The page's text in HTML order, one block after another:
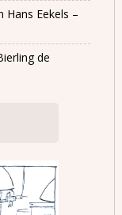
Hans Eekels –
de